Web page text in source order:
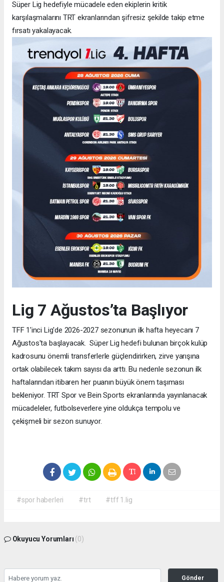
Süper Lig hedefiyle mücadele eden ekiplerin kritik
karşılaşmalarını TRT ekranlarından şifresiz şekilde takip etme
fırsatı yakalayacak.
Lig 7 Ağustos’ta Başlıyor
TFF 1'inci Lig'de 2026-2027 sezonunun ilk hafta heyecanı 7
Ağustos'ta başlayacak. Süper Lig hedefi bulunan birçok kulüp
kadrosunu önemli transferlerle güçlendirirken, zirve yarışına
ortak olabilecek takım sayısı da arttı. Bu nedenle sezonun ilk
haftalarından itibaren her puanın büyük önem taşıması
bekleniyor. TRT Spor ve Bein Sports ekranlarında yayınlanacak
mücadeleler, futbolseverlere yine oldukça tempolu ve
çekişmeli bir sezon sunuyor.
#spor haberleri #trt #tff 1.lig
Okuyucu Yorumları (0)
Gönder